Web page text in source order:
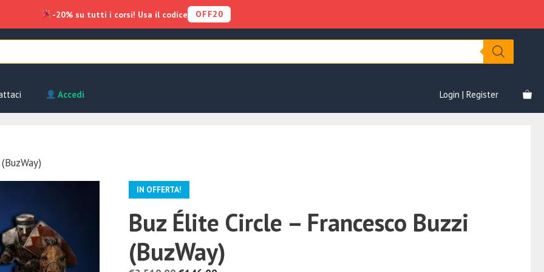
Accedi Login | Register
IN OFFERTA!
Buz Élite Circle – Francesco Buzzi
(BuzWay)
€2,519.00.€146.00.
Buzzi
-20% su tutti i corsi! Usa il codice OFF20